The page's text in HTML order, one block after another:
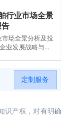
行业市场全景
场全景分析及投
业发展战略与规
定制服务
识产权，对有明确